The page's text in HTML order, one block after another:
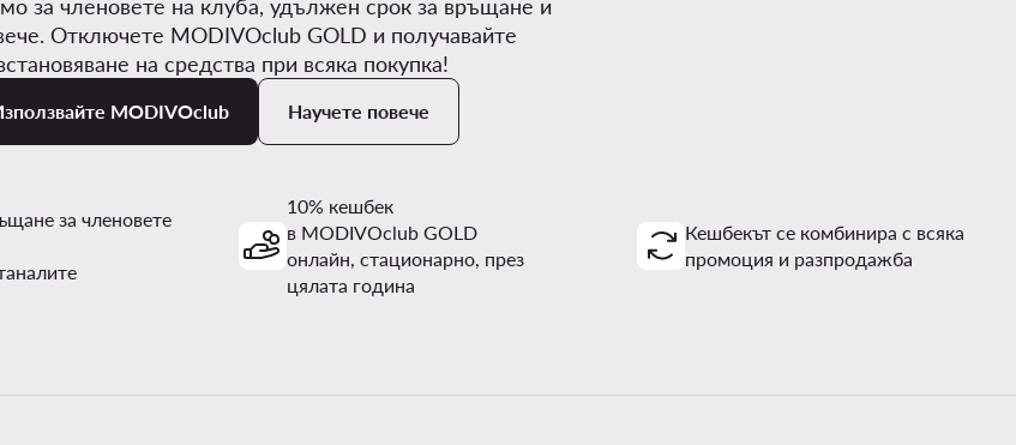
за членовете на клуба, удължен срок за връщане и
Отключете MODIVOclub GOLD и получавайте
на средства при всяка покупка!
MODIVOclub Научете повече
за членовете
10% кешбек
в MODIVOclub GOLD
онлайн, стационарно, през
цялата година
Кешбекът се комбинира с всяка
промоция и разпродажба